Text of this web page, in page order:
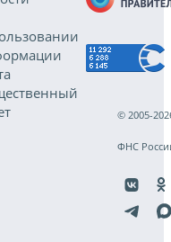
© 2005-
ФНС